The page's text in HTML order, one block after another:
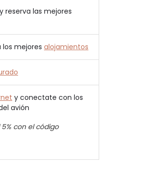
reserva las mejores
los mejores alojamientos
y conectate con los
avión
con el código